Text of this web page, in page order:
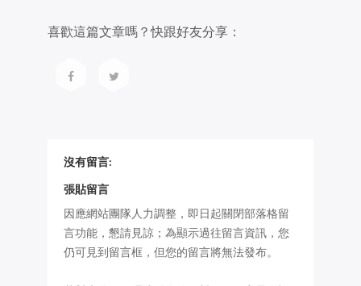
喜歡這篇文章嗎？快跟好友分享：
沒有留言:
張貼留言
因應網站團隊人力調整，即日起關閉部落格留
言功能，懇請見諒；為顯示過往留言資訊，您
仍可見到留言框，但您的留言將無法發布。